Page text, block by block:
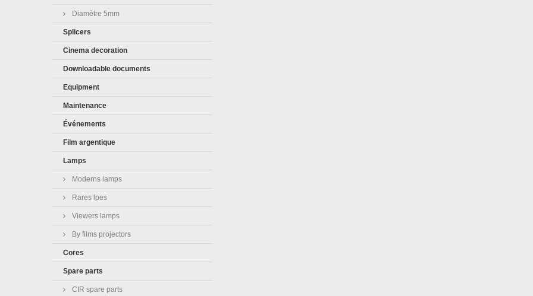
Diamètre 5mm
Splicers
Cinema decoration
Downloadable documents
Equipment
Maintenance
Événements
Film argentique
Lamps
Moderns lamps
Rares lpes
Viewers lamps
By films projectors
Cores
Spare parts
CIR spare parts